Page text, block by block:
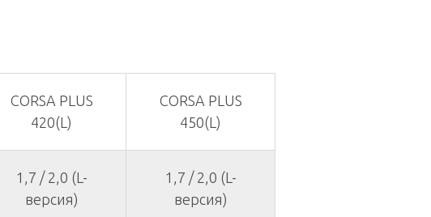
CORSA PLUS
420(L)
CORSA PLUS
450(L)
1,7 / 2,0 (L-
версия)
1,7 / 2,0 (L-
версия)